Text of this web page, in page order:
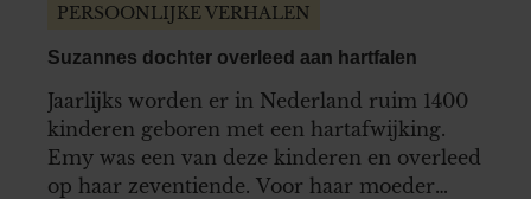
PERSOONLIJKE VERHALEN
Suzannes dochter overleed aan hartfalen
Jaarlijks worden er in Nederland ruim 1400
kinderen geboren met een hartafwijking.
Emy was een van deze kinderen en overleed
op haar zeventiende. Voor haar moeder